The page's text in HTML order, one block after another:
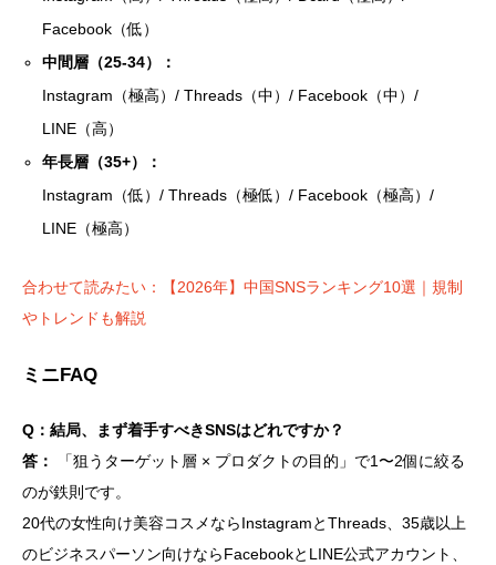
Facebook（低）
中間層（25-34）：
Instagram（極高）/ Threads（中）/ Facebook（中）/
LINE（高）
年長層（35+）：
Instagram（低）/ Threads（極低）/ Facebook（極高）/
LINE（極高）
合わせて読みたい：【2026年】中国SNSランキング10選｜規制
やトレンドも解説
ミニFAQ
Q：結局、まず着手すべきSNSはどれですか？
答：
「狙うターゲット層 × プロダクトの目的」で1〜2個に絞る
のが鉄則です。
20代の女性向け美容コスメならInstagramとThreads、35歳以上
のビジネスパーソン向けならFacebookとLINE公式アカウント、